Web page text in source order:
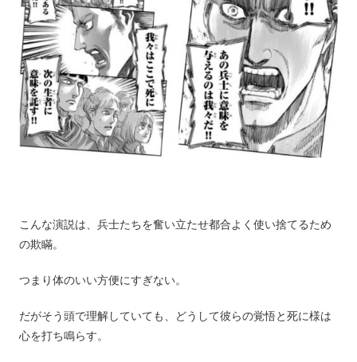
こんな演説は、兵士たちを奮い立たせ都合よく使い捨てるため
の欺瞞。
つまり体のいい方便にすぎない。
だがそう頭で理解していても、どうして彼らの覚悟と死に様は
心を打ち鳴らす。